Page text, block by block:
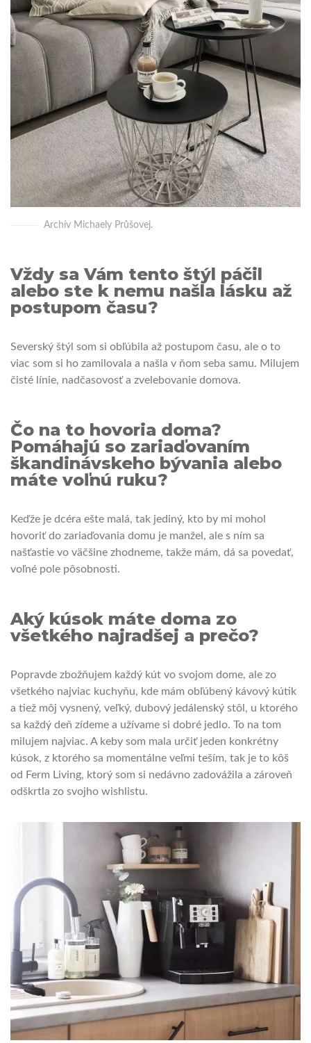
Archív Michaely Průšovej.
Vždy sa Vám tento štýl páčil
alebo ste k nemu našla lásku až
postupom času?
Severský štýl som si obľúbila až postupom času, ale o to
viac som si ho zamilovala a našla v ňom seba samu. Milujem
čisté línie, nadčasovosť a zvelebovanie domova.
Čo na to hovoria doma?
Pomáhajú so zariaďovaním
škandinávskeho bývania alebo
máte voľnú ruku?
Keďže je dcéra ešte malá, tak jediný, kto by mi mohol
hovoriť do zariaďovania domu je manžel, ale s ním sa
našťastie vo väčšine zhodneme, takže mám, dá sa povedať,
voľné pole pôsobnosti.
Aký kúsok máte doma zo
všetkého najradšej a prečo?
Popravde zbožňujem každý kút vo svojom dome, ale zo
všetkého najviac kuchyňu, kde mám obľúbený kávový kútik
a tiež môj vysnený, veľký, dubový jedálenský stôl, u ktorého
sa každý deň zídeme a užívame si dobré jedlo. To na tom
milujem najviac. A keby som mala určiť jeden konkrétny
kúsok, z ktorého sa momentálne veľmi teším, tak je to kôš
od Ferm Living, ktorý som si nedávno zadovážila a zároveň
odškrtla zo svojho wishlistu.